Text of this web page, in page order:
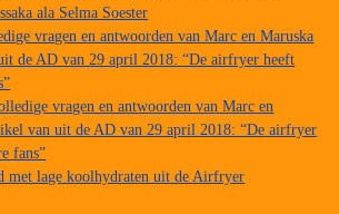
ala Selma Soester
vragen en antwoorden van Marc en Maruska
de AD van 29 april 2018: “De airfryer heeft
vragen en antwoorden van Marc en
van uit de AD van 29 april 2018: “De airfryer
fans”
met lage koolhydraten uit de Airfryer